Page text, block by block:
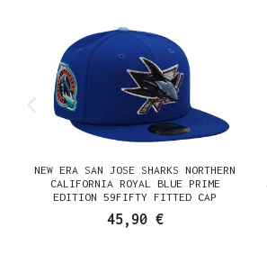
NEW ERA SAN JOSE SHARKS NORTHERN
CALIFORNIA ROYAL BLUE PRIME
EDITION 59FIFTY FITTED CAP
45,90 €